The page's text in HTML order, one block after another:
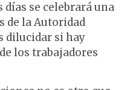
se celebrará una
de la Autoridad
dilucidar si hay
los trabajadores